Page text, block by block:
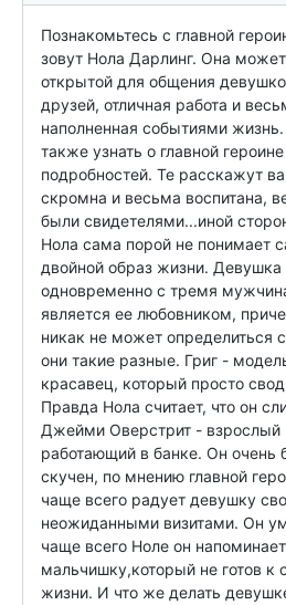
Познакомьтесь с главной
зовут Нола Дарлинг. Она
открытой для общения
друзей, отличная работа и
наполненная событиями
также узнать о главной
подробностей. Те расскажут
скромна и весьма воспитана,
были свидетелями...иной
Нола сама порой не понимает
двойной образ жизни. Девушка
одновременно с тремя
является ее любовником,
никак не может определиться
они такие разные. Григ -
красавец, который просто
Правда Нола считает, что он
Джейми Оверстрит -
работающий в банке. Он очень
скучен, по мнению главной
чаще всего радует девушку
неожиданными визитами. Он
чаще всего Ноле он
мальчишку,который не готов к
жизни. И что же делать